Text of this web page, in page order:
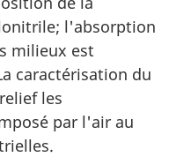
l'absorption
milieux est
caractérisation du
les
par l'air au